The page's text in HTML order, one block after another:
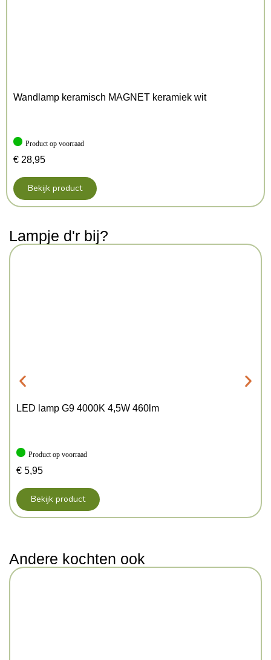
Wandlamp keramisch MAGNET keramiek wit
Product op voorraad
€ 28,95
Bekijk product
Lampje d'r bij?
LED lamp G9 4000K 4,5W 460lm
Product op voorraad
€ 5,95
Bekijk product
Andere kochten ook